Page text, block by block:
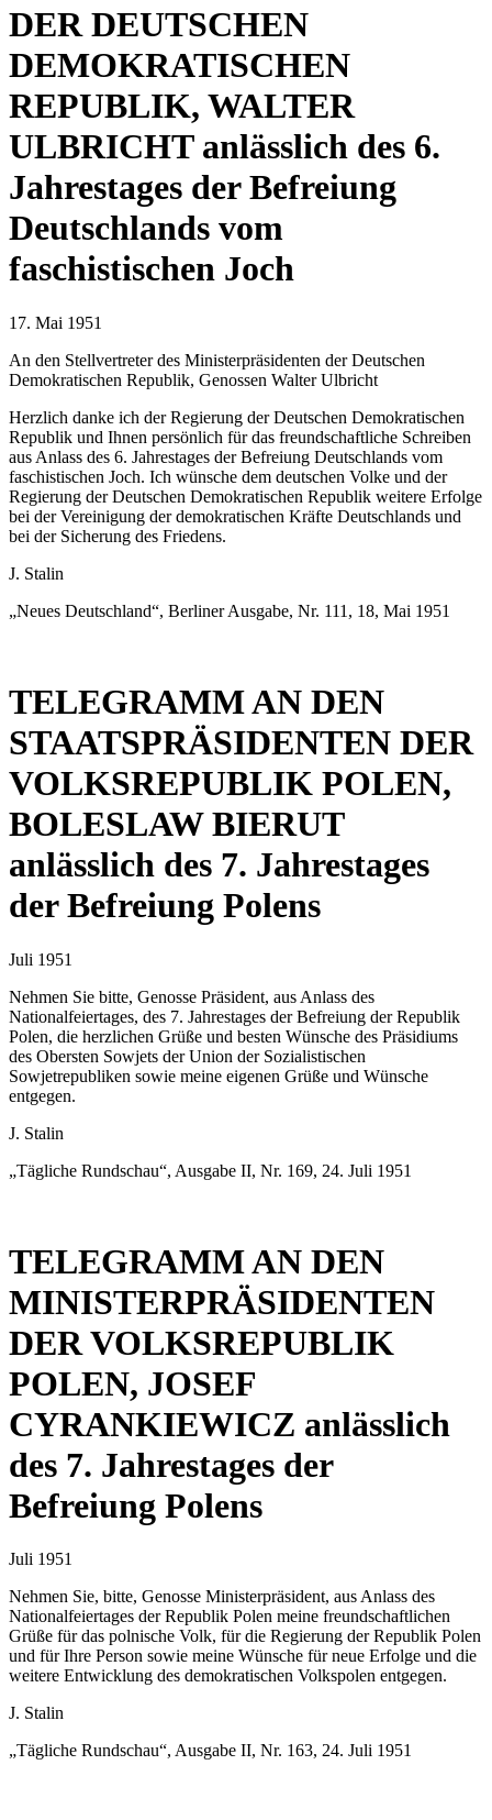
DER DEUTSCHEN
DEMOKRATISCHEN
REPUBLIK, WALTER
ULBRICHT anlässlich des 6.
Jahrestages der Befreiung
Deutschlands vom
faschistischen Joch
17. Mai 1951
An den Stellvertreter des Ministerpräsidenten der Deutschen
Demokratischen Republik, Genossen Walter Ulbricht
Herzlich danke ich der Regierung der Deutschen Demokratischen
Republik und Ihnen persönlich für das freundschaftliche Schreiben
aus Anlass des 6. Jahrestages der Befreiung Deutschlands vom
faschistischen Joch. Ich wünsche dem deutschen Volke und der
Regierung der Deutschen Demokratischen Republik weitere Erfolge
bei der Vereinigung der demokratischen Kräfte Deutschlands und
bei der Sicherung des Friedens.
J. Stalin
„Neues Deutschland“, Berliner Ausgabe, Nr. 111, 18, Mai 1951
TELEGRAMM AN DEN
STAATSPRÄSIDENTEN DER
VOLKSREPUBLIK POLEN,
BOLESLAW BIERUT
anlässlich des 7. Jahrestages
der Befreiung Polens
Juli 1951
Nehmen Sie bitte, Genosse Präsident, aus Anlass des
Nationalfeiertages, des 7. Jahrestages der Befreiung der Republik
Polen, die herzlichen Grüße und besten Wünsche des Präsidiums
des Obersten Sowjets der Union der Sozialistischen
Sowjetrepubliken sowie meine eigenen Grüße und Wünsche
entgegen.
J. Stalin
„Tägliche Rundschau“, Ausgabe II, Nr. 169, 24. Juli 1951
TELEGRAMM AN DEN
MINISTERPRÄSIDENTEN
DER VOLKSREPUBLIK
POLEN, JOSEF
CYRANKIEWICZ anlässlich
des 7. Jahrestages der
Befreiung Polens
Juli 1951
Nehmen Sie, bitte, Genosse Ministerpräsident, aus Anlass des
Nationalfeiertages der Republik Polen meine freundschaftlichen
Grüße für das polnische Volk, für die Regierung der Republik Polen
und für Ihre Person sowie meine Wünsche für neue Erfolge und die
weitere Entwicklung des demokratischen Volkspolen entgegen.
J. Stalin
„Tägliche Rundschau“, Ausgabe II, Nr. 163, 24. Juli 1951